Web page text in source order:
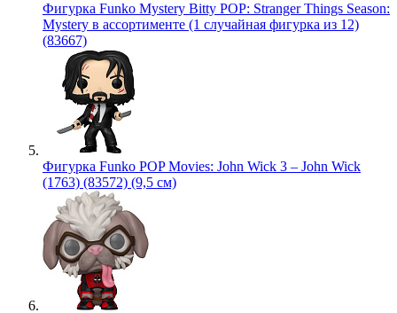
Фигурка Funko Mystery Bitty POP: Stranger Things Season:
Mystery в ассортименте (1 случайная фигурка из 12)
(83667)
Фигурка Funko POP Movies: John Wick 3 – John Wick
(1763) (83572) (9,5 см)